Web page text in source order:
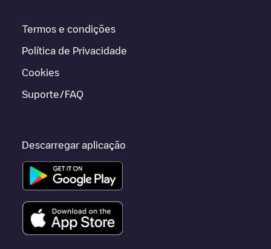
Termos e condições
Política de Privacidade
Cookies
Suporte/FAQ
Descarregar aplicação